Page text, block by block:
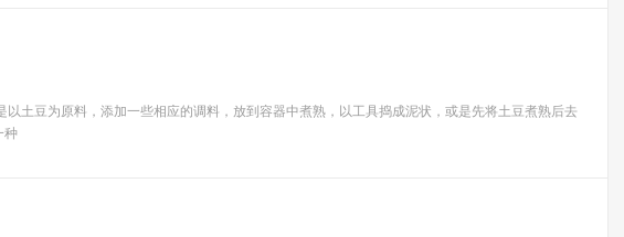
土豆为原料，添加一些相应的调料，放到容器中煮熟，以工具捣成泥状，或是先将土豆煮熟后去
种